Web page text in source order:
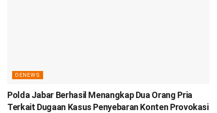
DENEWS
Polda Jabar Berhasil Menangkap Dua Orang Pria
Terkait Dugaan Kasus Penyebaran Konten Provokasi